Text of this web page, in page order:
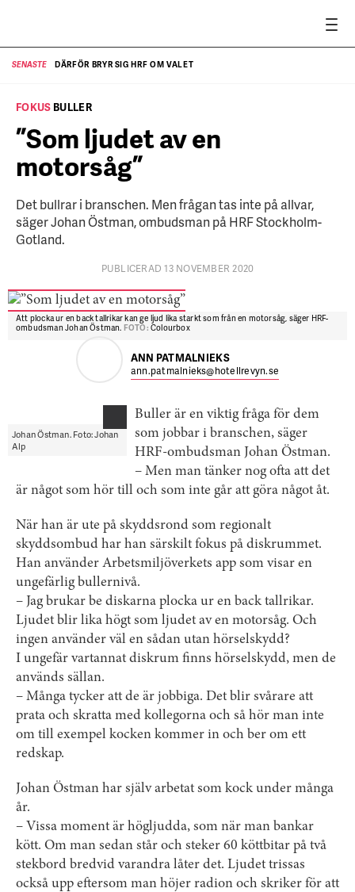
SENASTE DÄRFÖR BRYR SIG HRF OM VALET
FOKUS BULLER
”Som ljudet av en
motorsåg”
Det bullrar i branschen. Men frågan tas inte på allvar,
säger Johan Östman, ombudsman på HRF Stockholm-
Gotland.
PUBLICERAD 13 NOVEMBER 2020
Att plocka ur en back tallrikar kan ge ljud lika starkt som från en motorsåg, säger HRF-
ombudsman Johan Östman. FOTO: Colourbox
ANN PATMALNIEKS
ann.patmalnieks@hotellrevyn.se
Johan Östman. Foto: Johan
Alp
Buller är en viktig fråga för dem
som jobbar i branschen, säger
HRF-ombudsman Johan Östman.
– Men man tänker nog ofta att det
är något som hör till och som inte går att göra något åt.
När han är ute på skyddsrond som regionalt
skyddsombud har han särskilt fokus på diskrummet.
Han använder Arbetsmiljöverkets app som visar en
ungefärlig bullernivå.
– Jag brukar be diskarna plocka ur en back tallrikar.
Ljudet blir lika högt som ljudet av en motorsåg. Och
ingen använder väl en sådan utan hörselskydd?
I ungefär vartannat diskrum finns hörselskydd, men de
används sällan.
– Många tycker att de är jobbiga. Det blir svårare att
prata och skratta med kollegorna och så hör man inte
om till exempel kocken kommer in och ber om ett
redskap.
Johan Östman har själv arbetat som kock under många
år.
– Vissa moment är högljudda, som när man bankar
kött. Om man sedan står och steker 60 köttbitar på två
stekbord bredvid varandra låter det. Ljudet trissas
också upp eftersom man höjer radion och skriker för att